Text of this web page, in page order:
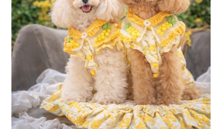
Top - Garden/Terrace
045-577-9350 営業時間 11:00～22:00
ガーデンを予約
Reservation
テラスを予約
Reservation